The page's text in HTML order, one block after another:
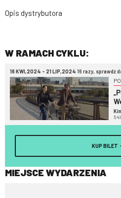
Opis dystrybutora
W RAMACH CYKLU:
16 KWI,2024 - 21 LIP,2024 16 razy, sprawdź
KUP BILET
MIEJSCE WYDARZENIA